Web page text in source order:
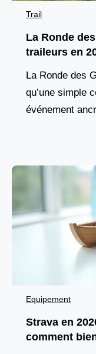
Trail
La Ronde
traileurs en
La Ronde des
qu’une simple
événement
Equipement
Strava en
comment